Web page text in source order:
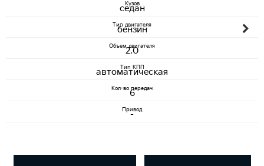
седан
бензин
2.0
автоматическая
6
-
Кузов
Тип двигателя
Объем двигателя
Тип КПП
Кол-во передач
Привод